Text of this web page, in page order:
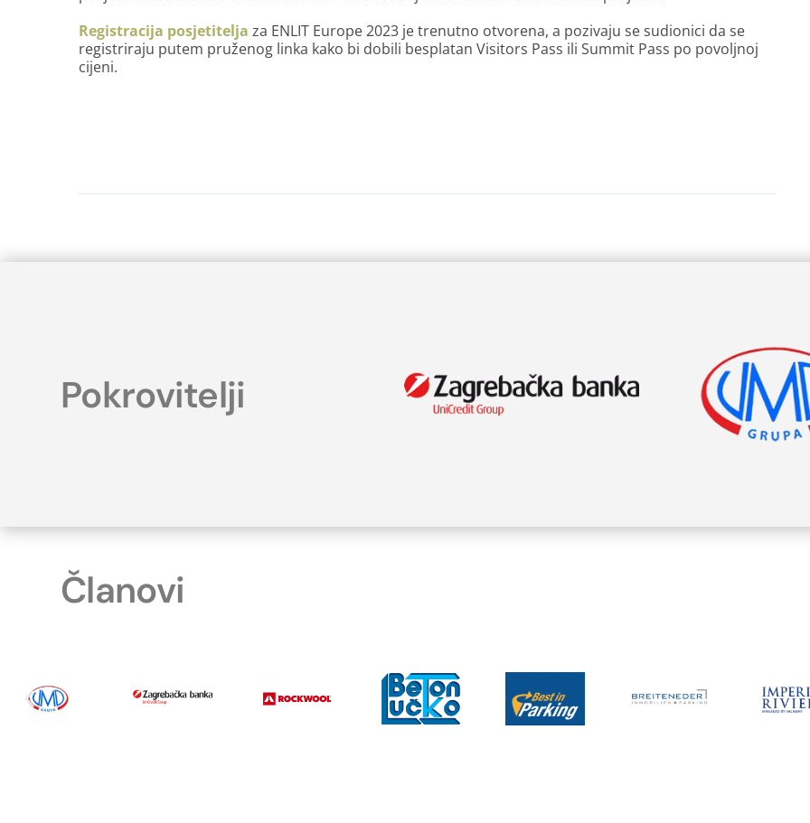
Registracija posjetitelja za ENLIT Europe 2023 je trenutno otvorena, a pozivaju se sudionici da se
registriraju putem pruženog linka kako bi dobili besplatan Visitors Pass ili Summit Pass po povoljnoj
cijeni.
Pokrovitelji
Članovi